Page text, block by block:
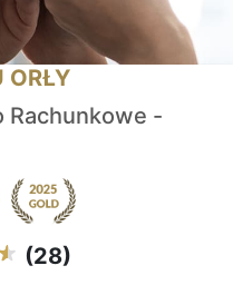
ORŁY
Rachunkowe -
(28)